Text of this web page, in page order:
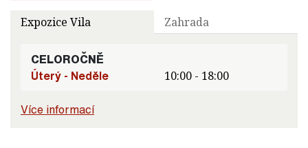
Expozice Vila Zahrada
CELOROČNĚ
Úterý - Neděle
10:00 - 18:00
Více informací